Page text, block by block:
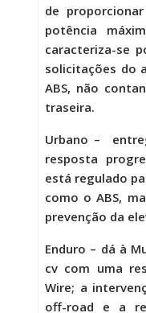
de
potência
caracteriza-se
solicitações do
ABS, não
traseira.
Urbano –
resposta
está regulado
como o ABS,
prevenção da
Enduro – dá à
cv com uma
Wire; a
off-road e a